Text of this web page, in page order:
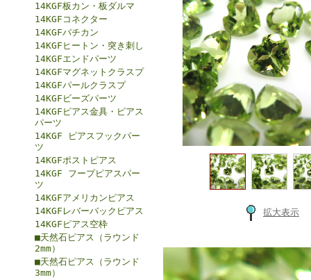
14KGF板カン・板ダルマ
14KGFコネクター
14KGFバチカン
14KGFヒートン・突き刺し
14KGFエンドパーツ
14KGFマグネットクラスプ
14KGFパールクラスプ
14KGFビーズパーツ
14KGFピアス金具・ピアス
パーツ
14KGF ピアスフックパー
ツ
14KGFポストピアス
14KGF フープピアスパー
ツ
14KGFアメリカンピアス
14KGFレバーバックピアス
14KGFピアス空枠
■天然石ピアス（ラウンド
2mm）
■天然石ピアス（ラウンド
3mm）
拡大表示